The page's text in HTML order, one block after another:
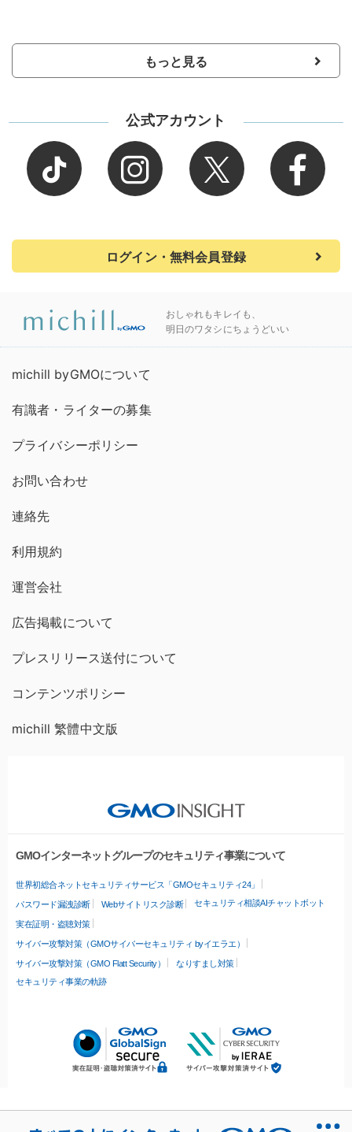
もっと見る
公式アカウント
ログイン・無料会員登録
おしゃれもキレイも、
明日のワタシにちょうどいい
michill byGMOについて
有識者・ライターの募集
プライバシーポリシー
お問い合わせ
連絡先
利用規約
運営会社
広告掲載について
プレスリリース送付について
コンテンツポリシー
michill 繁體中文版
GMOインターネットグループのセキュリティ事業について
世界初総合ネットセキュリティサービス「GMOセキュリティ24」
パスワード漏洩診断 Webサイトリスク診断 セキュリティ相談AIチャットボット
実在証明・盗聴対策
サイバー攻撃対策（GMOサイバーセキュリティ byイエラエ）
サイバー攻撃対策（GMO Flatt Security）
なりすまし対策
セキュリティ事業の軌跡